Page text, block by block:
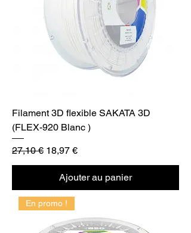
Filament 3D flexible SAKATA 3D
(FLEX-920 Blanc )
Prix original
27,10 € Prix promotionnel
18,97 €
Ajouter au panier
En promo !